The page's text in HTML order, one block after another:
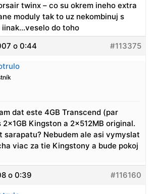
twinx – co su okrem ineho extra
moduly tak to uz nekombinuj s
iinak…veselo do toho
o 0:44
#113375
dat este 4GB Transcend (par
2x1GB Kingston a 2x512MB original.
sarapatu? Nebudem ale asi vymyslat
viac za tie Kingstony a bude pokoj
o 0:39
#116160